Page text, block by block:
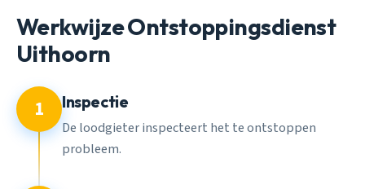
Werkwijze Ontstoppingsdienst
Uithoorn
1 Inspectie
De loodgieter inspecteert het te ontstoppen
probleem.